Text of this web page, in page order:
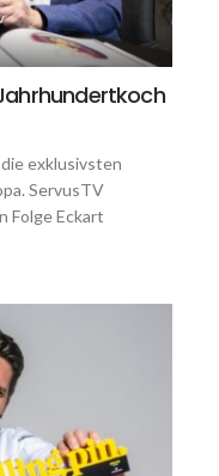
exklusivsten
ServusTV
Folge Eckart